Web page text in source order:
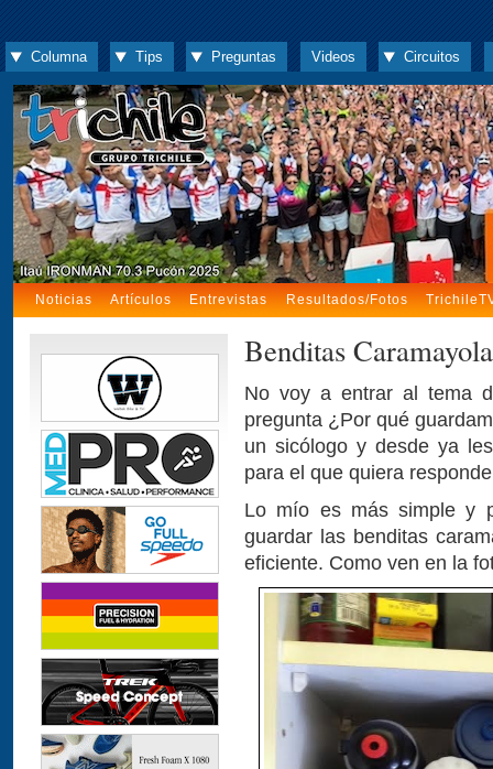
Columna Tips Preguntas Videos Circuitos
Noticias Artículos Entrevistas Resultados/Fotos
Benditas
No voy a entrar al tema
pregunta ¿Por qué
un sicólogo y desde ya
para el que quiera
Lo mío es más simple y
guardar las benditas
eficiente. Como ven en la